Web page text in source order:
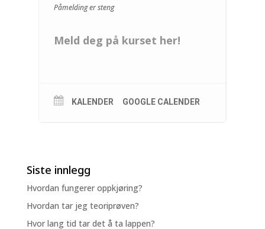
Påmelding er steng
Meld deg på kurset her!
KALENDER GOOGLE CALENDER
Siste innlegg
Hvordan fungerer oppkjøring?
Hvordan tar jeg teoriprøven?
Hvor lang tid tar det å ta lappen?